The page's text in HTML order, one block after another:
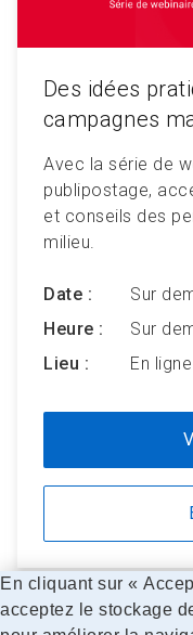
Des idées
campagnes
Avec la série de
publipostage,
et conseils des
milieu.
Date :
Sur
Heure :
Sur
Lieu :
En ligne
En cliquant sur «
acceptez le stockage